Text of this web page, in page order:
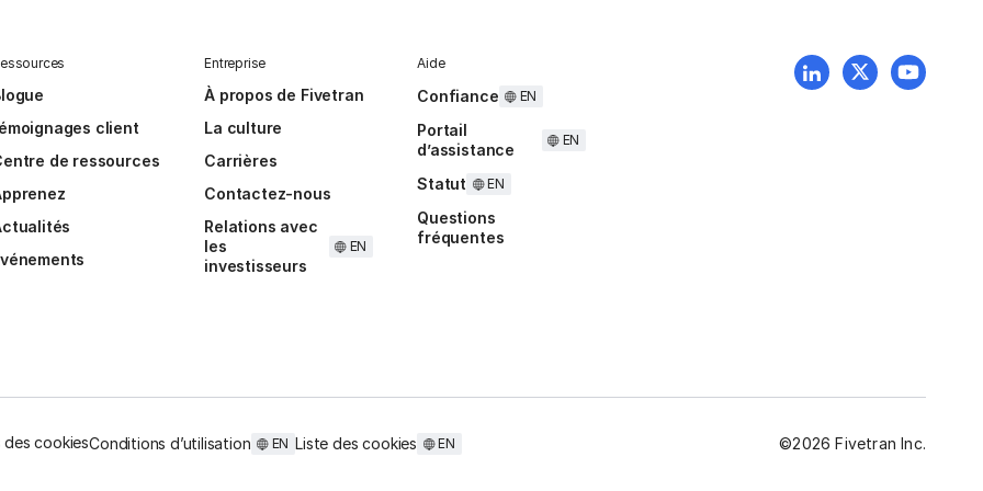
client
de ressources
Entreprise
À propos de Fivetran
La culture
Carrières
Contactez-nous
Relations avec
les
investisseurs
EN
Aide
Confiance EN
Portail
d’assistance
EN
Statut EN
Questions
fréquentes
des cookiesConditions d’utilisation EN Liste des cookies EN ©2026 Fivetran Inc.